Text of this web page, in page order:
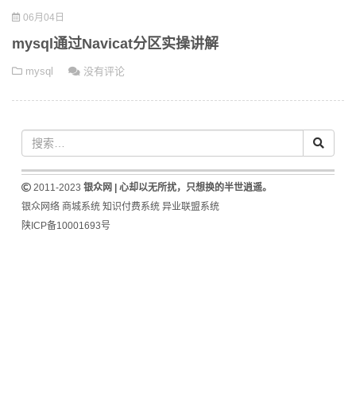
06月04日
mysql通过Navicat分区实操讲解
mysql 没有评论
2011-2023 银众网 | 心却以无所扰，只想换的半世逍遥。
银众网络 商城系统 知识付费系统 异业联盟系统
陕ICP备10001693号